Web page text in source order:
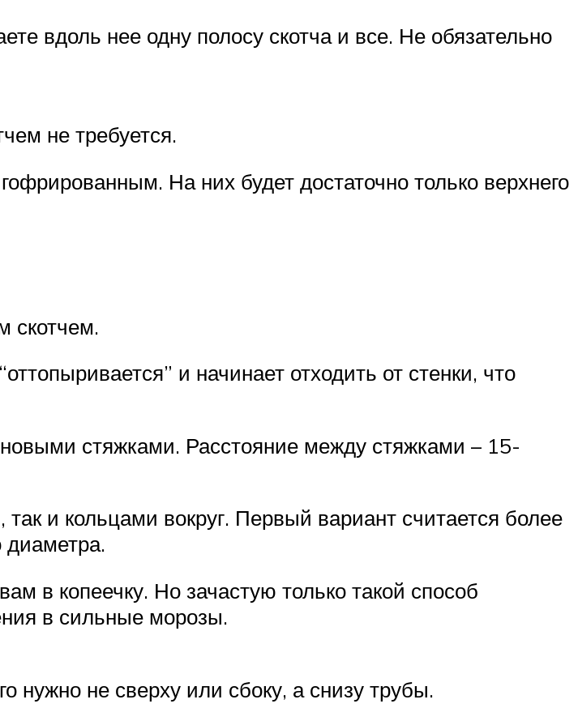
вдоль нее одну полосу скотча и все. Не обязательно
не требуется.
На них будет достаточно только верхнего
скотчем.
и начинает отходить от стенки, что
стяжками. Расстояние между стяжками – 15-
и кольцами вокруг. Первый вариант считается более
в копеечку. Но зачастую только такой способ
в сильные морозы.
нужно не сверху или сбоку, а снизу трубы.